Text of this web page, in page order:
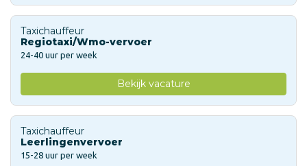
Taxichauffeur
Regiotaxi/Wmo-vervoer
24-40 uur per week
Bekijk vacature
Taxichauffeur
Leerlingenvervoer
15-28 uur per week